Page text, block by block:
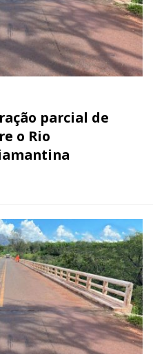
parcial de
o Rio